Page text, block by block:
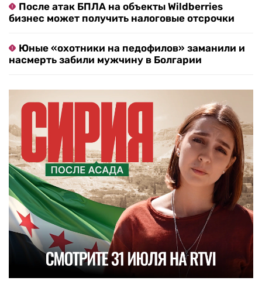
После атак БПЛА на объекты Wildberries
бизнес может получить налоговые отсрочки
Юные «охотники на педофилов» заманили и
насмерть забили мужчину в Болгарии